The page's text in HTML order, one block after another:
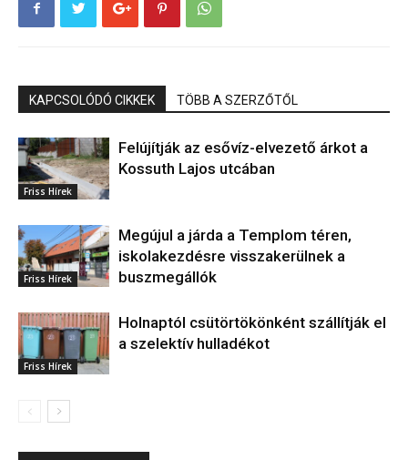
KAPCSOLÓDÓ CIKKEK TÖBB A SZERZŐTŐL
Friss Hírek
Felújítják az esővíz-elvezető árkot a
Kossuth Lajos utcában
Friss Hírek
Megújul a járda a Templom téren,
iskolakezdésre visszakerülnek a
buszmegállók
Friss Hírek
Holnaptól csütörtökönként szállítják el
a szelektív hulladékot